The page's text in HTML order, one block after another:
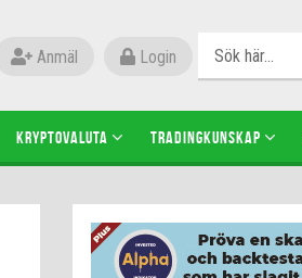
Anmäl Login
KRYPTOVALUTA TRADINGKUNSKAP